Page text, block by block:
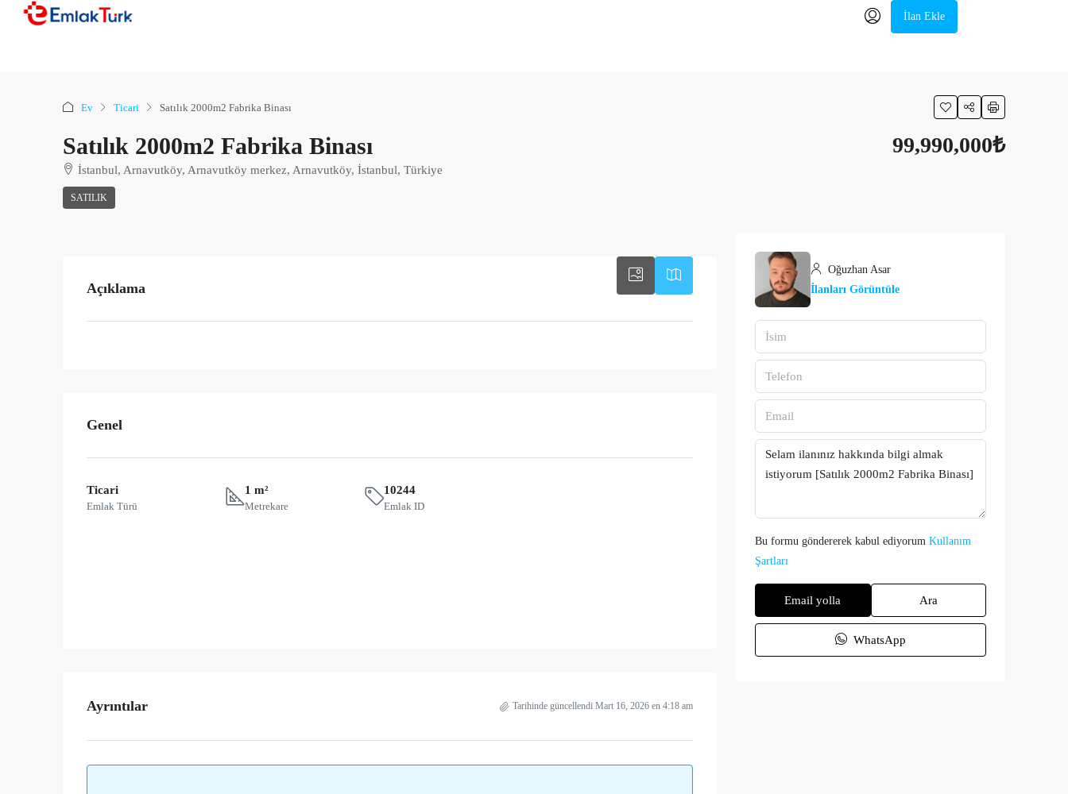
İlan Ekle
Ev Ticari Satılık 2000m2 Fabrika Binası
Satılık 2000m2 Fabrika Binası
İstanbul, Arnavutköy, Arnavutköy merkez, Arnavutköy, İstanbul, Türkiye
SATILIK
99,990,000₺
Açıklama
Genel
Ticari
Emlak Türü
1 m²
Metrekare
10244
Emlak ID
Ayrıntılar Tarihinde güncellendi Mart 16, 2026 en 4:18 am
Oğuzhan Asar
İlanları Görüntüle
Bu formu göndererek kabul ediyorum Kullanım
Şartları
Email yolla Ara
WhatsApp